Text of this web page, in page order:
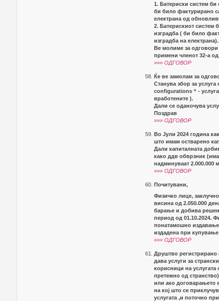
1. Батериски систем би
би било фактурирано
електрана од
2. Батерискиот систем
изградба ( би било
изградба на електрана).
Ве молиме за одговори
примени членот 32-а
»»» ОДГОВОР
Ќе ве замолам за
Станува збор за
configurations “ -
вработените ).
Дали се оданочува
Поздрав
»»» ОДГОВОР
Во Јули 2024 година
што имам остварено
Дали капиталната
како ддв обврзник
надминуваат 2.000.000
»»» ОДГОВОР
Почитувани,
Физичко лице,
висина од 2.050.000
барање и добива
период од 01.10.2024.
понатамошно
издадена при
»»» ОДГОВОР
Друштво регистрирано
дава услуги за
корисници на
претежно од
или ако договарањето
на кој што се
услугата ,и поточно